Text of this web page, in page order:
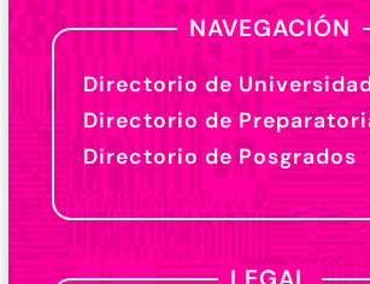
NAVEGACIÓN
Directorio de
Directorio de
Directorio de Posgrados